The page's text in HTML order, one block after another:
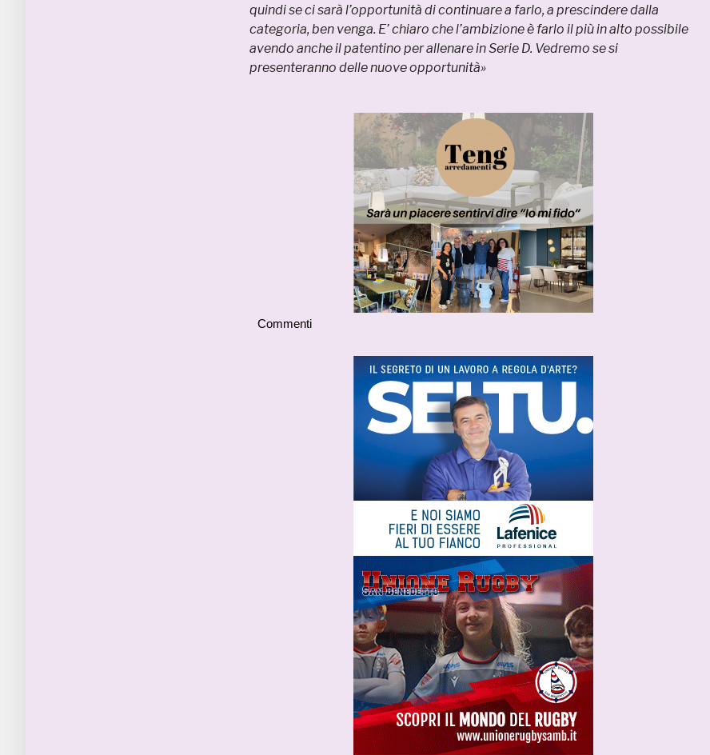
quindi se ci sarà l’opportunità di continuare a farlo, a prescindere dalla
categoria, ben venga. E’ chiaro che l’ambizione è farlo il più in alto possibile
avendo anche il patentino per allenare in Serie D. Vedremo se si
presenteranno delle nuove opportunità»
Commenti